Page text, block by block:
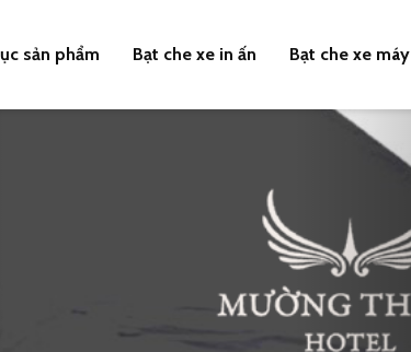
sản phẩm Bạt che xe in ấn Bạt che xe máy